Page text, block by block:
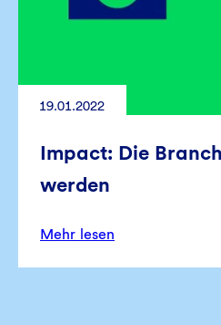
19.01.2022
Impact: Die
werden
Mehr lesen